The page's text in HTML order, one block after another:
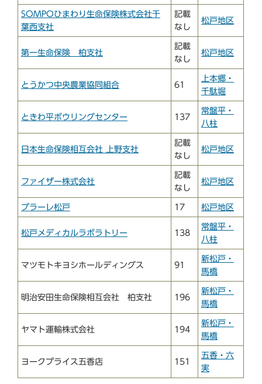
SOMPOひまわり生命保険株式会社千
葉西支社
記載
なし
松戸地区
第一生命保険 柏支社
記載
なし
松戸地区
とうかつ中央農業協同組合 61
上本郷・
千駄堀
ときわ平ボウリングセンター 137
常盤平・
八柱
日本生命保険相互会社 上野支社
記載
なし
松戸地区
ファイザー株式会社
記載
なし
松戸地区
プラーレ松戸 17 松戸地区
松戸メディカルラボラトリー 138
常盤平・
八柱
マツモトキヨシホールディングス 91
新松戸・
馬橋
明治安田生命保険相互会社 柏支社 196
新松戸・
馬橋
ヤマト運輸株式会社 194
新松戸・
馬橋
ヨークプライス五香店 151
五香・六
実